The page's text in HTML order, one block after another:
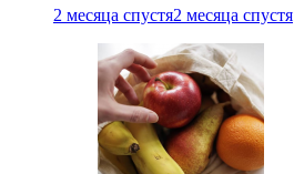
2 месяца спустя2 месяца спустя